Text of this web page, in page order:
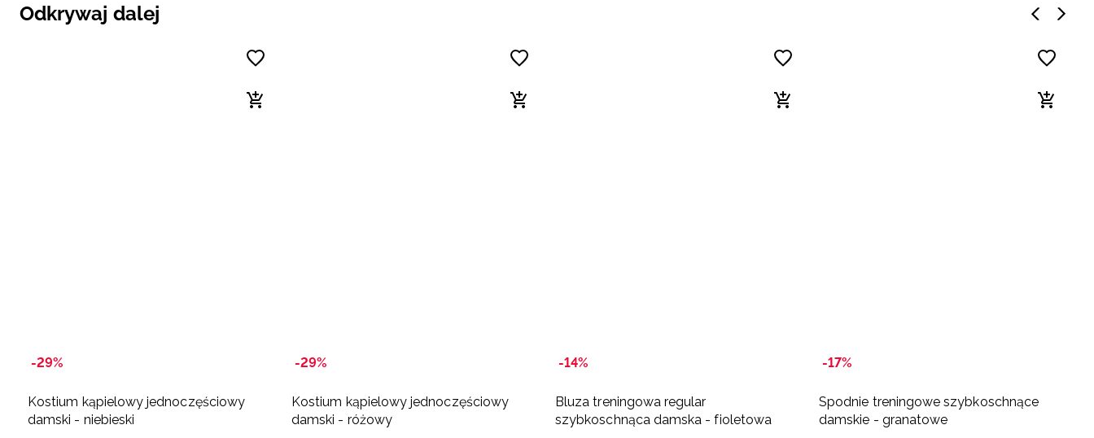
Odkrywaj dalej
-29%
Kostium kąpielowy jednoczęściowy
damski - niebieski
-29%
Kostium kąpielowy jednoczęściowy
damski - różowy
-14%
Bluza treningowa regular
szybkoschnąca damska - fioletowa
-17%
Spodnie treningowe szybkoschnące
damskie - granatowe